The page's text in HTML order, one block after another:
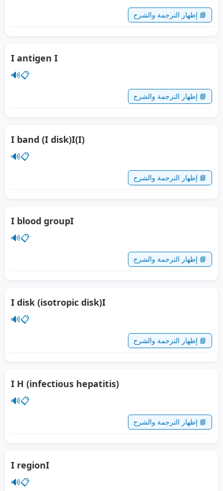
📘 إظهار الترجمة والشرح
I antigen I
🔊📋
📘 إظهار الترجمة والشرح
I band (I disk)I(I)
🔊📋
📘 إظهار الترجمة والشرح
I blood groupI
🔊📋
📘 إظهار الترجمة والشرح
I disk (isotropic disk)I
🔊📋
📘 إظهار الترجمة والشرح
I H (infectious hepatitis)
🔊📋
📘 إظهار الترجمة والشرح
I regionI
🔊📋